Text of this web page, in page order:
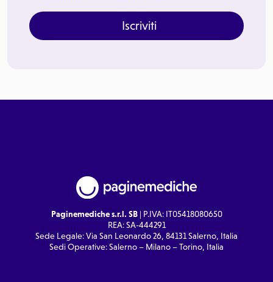
Iscriviti
Paginemediche s.r.l. SB| P.IVA: IT05418080650
REA: SA-444291
Sede Legale: Via San Leonardo 26, 84131 Salerno, Italia
Sedi Operative: Salerno – Milano – Torino, Italia